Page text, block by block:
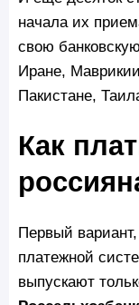
начала их
свою
Иране,
Пакистане,
Как
Первый вариант,
платежной
выпускают